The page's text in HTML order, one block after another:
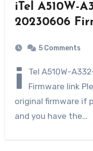
iTel A510W-
20230606
5 Comments
i
Tel A510W-
Firmware link
original firmware if
and you have the…